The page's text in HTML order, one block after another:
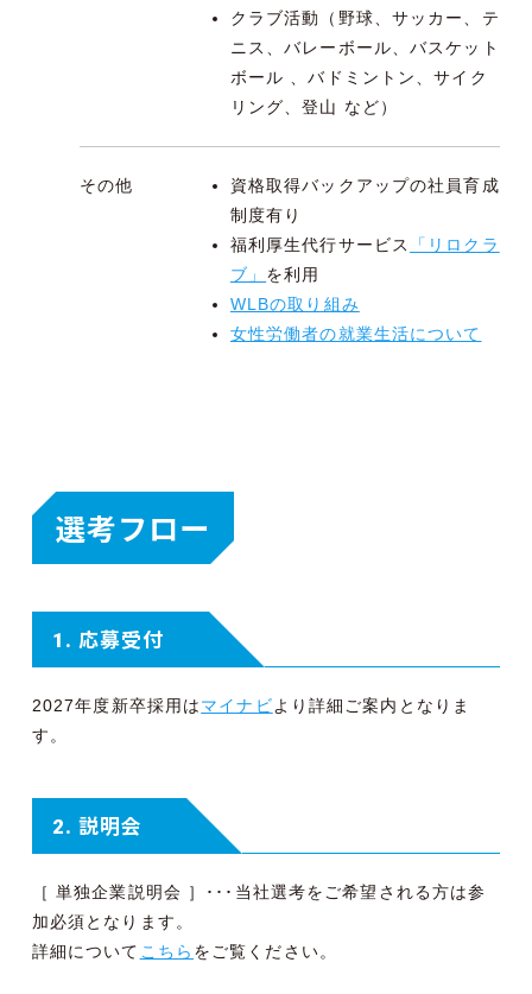
クラブ活動（野球、サッカー、テ
ニス、バレーボール、バスケット
ボール 、バドミントン、サイク
リング、登山 など）
その他
資格取得バックアップの社員育成
制度有り
福利厚生代行サービス
「リロクラ
ブ」 を利用
WLBの取り組み
女性労働者の就業生活について
選考フロー
1. 応募受付
2027年度新卒採用はマイナビより詳細ご案内となりま
す。
2. 説明会
［ 単独企業説明会 ］･･･当社選考をご希望される方は参
加必須となります。
詳細について こちら をご覧ください。